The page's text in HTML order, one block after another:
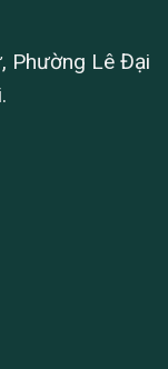
Phường Lê Đại